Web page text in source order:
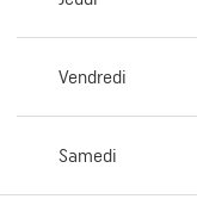
Vendredi
Samedi